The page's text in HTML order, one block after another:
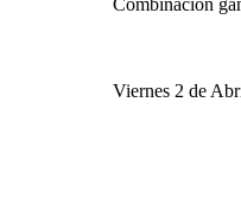
Viernes 2 de